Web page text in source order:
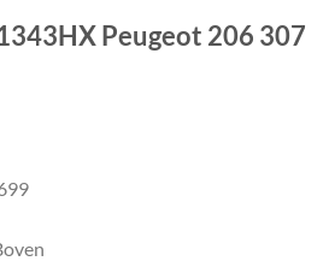
Peugeot 206 307